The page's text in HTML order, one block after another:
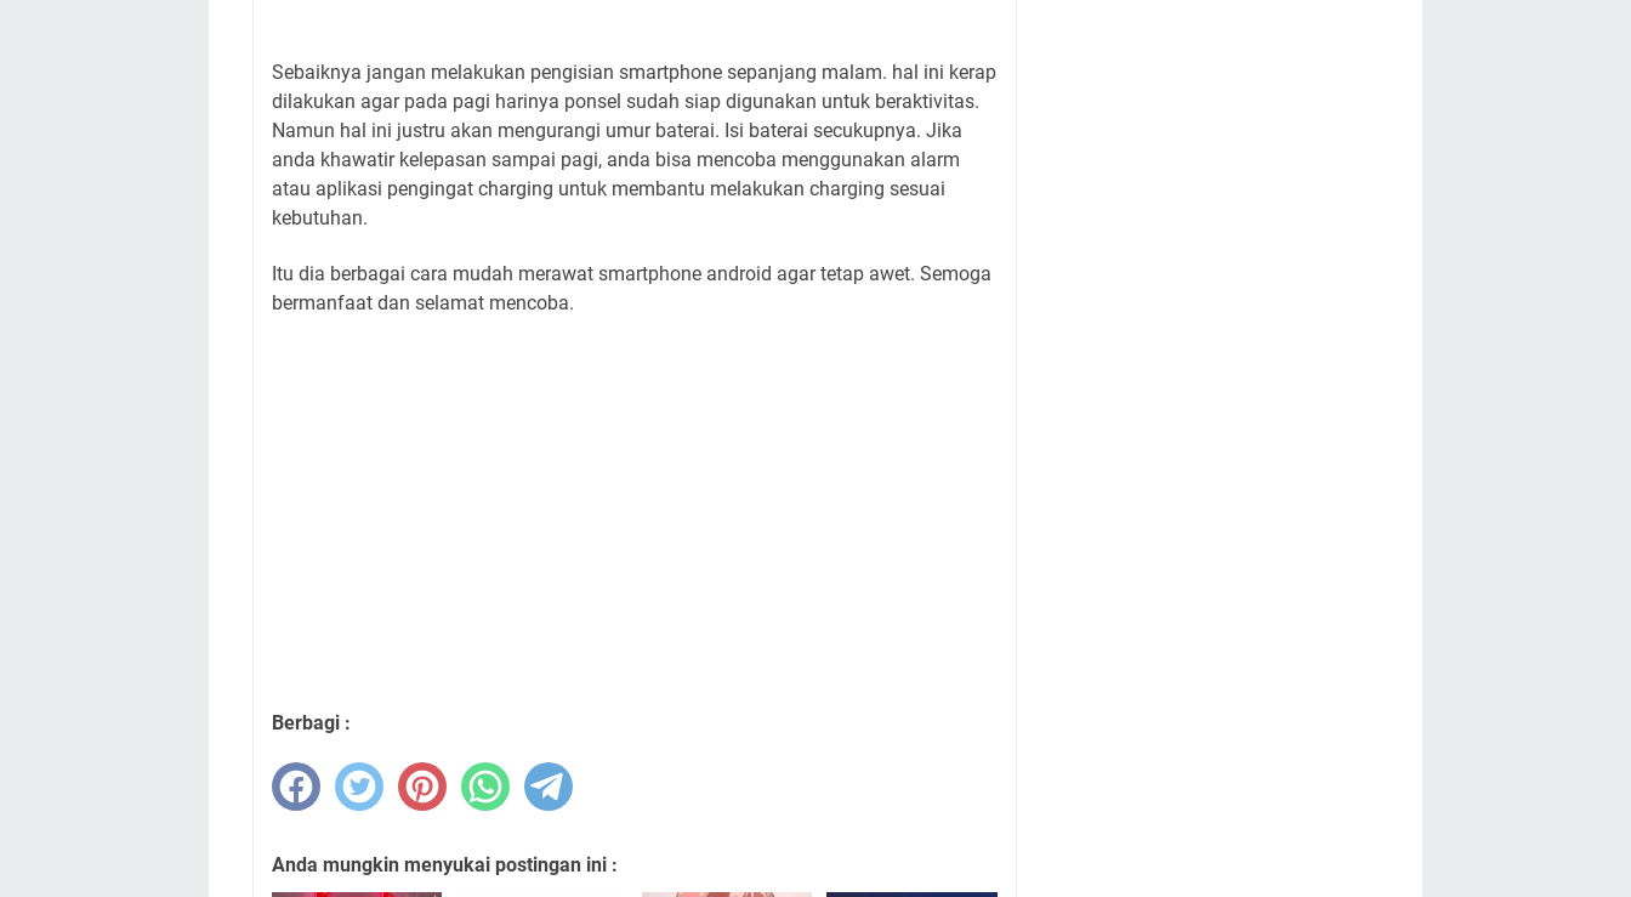
Sebaiknya jangan melakukan pengisian smartphone sepanjang malam. hal ini kerap
dilakukan agar pada pagi harinya ponsel sudah siap digunakan untuk beraktivitas.
Namun hal ini justru akan mengurangi umur baterai. Isi baterai secukupnya. Jika
anda khawatir kelepasan sampai pagi, anda bisa mencoba menggunakan alarm
atau aplikasi pengingat charging untuk membantu melakukan charging sesuai
kebutuhan.
Itu dia berbagai cara mudah merawat smartphone android agar tetap awet. Semoga
bermanfaat dan selamat mencoba.
Berbagi :
Anda mungkin menyukai postingan ini :